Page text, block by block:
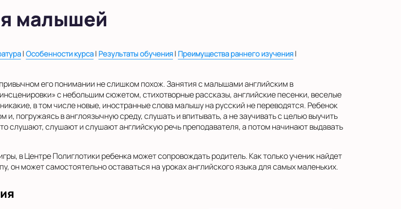
малышей
|Особенности курса| Результаты обучения| Преимущества раннего изучения|
привычном его понимании не слишком похож. Занятия с малышами английским в
с небольшим сюжетом, стихотворные рассказы, английские песенки, веселые
в том числе новые, иностранные слова малышу на русский не переводятся. Ребенок
погружаясь в англоязычную среду, слушать и впитывать, а не заучивать с целью выучить
слушают, слушают и слушают английскую речь преподавателя, а потом начинают выдавать
в Центре Полиглотики ребенка может сопровождать родитель. Как только ученик найдет
он может самостоятельно оставаться на уроках английского языка для самых маленьких.